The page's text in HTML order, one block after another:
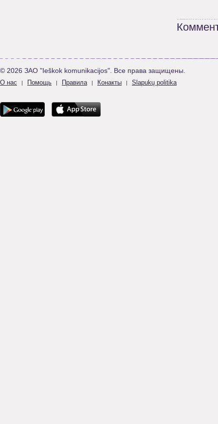
© 2026 ЗАО "Ieškok komunikacijos". Все права защищены.
О нас | Помощь | Правила | Конакты | Slapukų politika